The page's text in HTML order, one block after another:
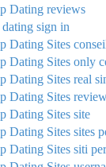
Dating reviews
dating sign in
Dating Sites
Dating Sites only
Dating Sites real
Dating Sites
Dating Sites site
Dating Sites sites
Dating Sites siti